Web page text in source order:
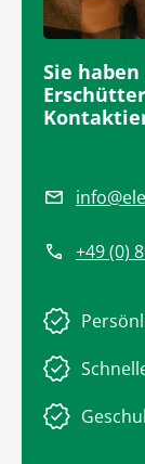
Sie
+49 (0)